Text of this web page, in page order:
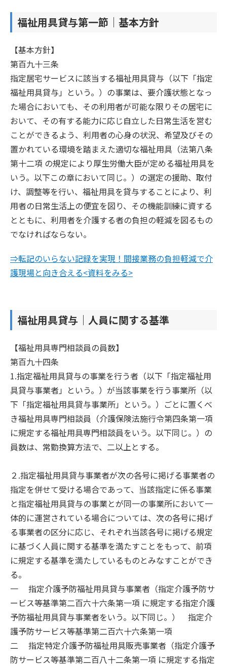
福祉用具貸与第一節｜基本方針
【基本方針】
第百九十三条
指定居宅サービスに該当する福祉用具貸与（以下「指定
福祉用具貸与」という。）の事業は、要介護状態となっ
た場合においても、その利用者が可能な限りその居宅に
おいて、その有する能力に応じ自立した日常生活を営む
ことができるよう、利用者の心身の状況、希望及びその
置かれている環境を踏まえた適切な福祉用具（法第八条
第十二項 の規定により厚生労働大臣が定める福祉用具を
いう。以下この章において同じ。）の選定の援助、取付
け、調整等を行い、福祉用具を貸与することにより、利
用者の日常生活上の便宜を図り、その機能訓練に資する
とともに、利用者を介護する者の負担の軽減を図るもの
でなければならない。
⇒転記のいらない記録を実現！間接業務の負担軽減で介
護現場と向き合える<資料をみる>
福祉用具貸与｜人員に関する基準
【福祉用具専門相談員の員数】
第百九十四条
1.指定福祉用具貸与の事業を行う者（以下「指定福祉用
具貸与事業者」という。）が当該事業を行う事業所（以
下「指定福祉用具貸与事業所」という。）ごとに置くべ
き福祉用具専門相談員（介護保険法施行令第四条第一項
に規定する福祉用具専門相談員をいう。以下同じ。）の
員数は、常勤換算方法で、二以上とする。
２.指定福祉用具貸与事業者が次の各号に掲げる事業者の
指定を併せて受ける場合であって、当該指定に係る事業
と指定福祉用具貸与の事業とが同一の事業所において一
体的に運営されている場合については、次の各号に掲げ
る事業者の区分に応じ、それぞれ当該各号に掲げる規定
に基づく人員に関する基準を満たすことをもって、前項
に規定する基準を満たしているものとみなすことができ
る。
一 指定介護予防福祉用具貸与事業者（指定介護予防サ
ービス等基準第二百六十六条第一項 に規定する指定介護
予防福祉用具貸与事業者をいう。以下同じ。） 指定介
護予防サービス等基準第二百六十六条第一項
二 指定特定介護予防福祉用具販売事業者（指定介護予
防サービス等基準第二百八十二条第一項 に規定する指定